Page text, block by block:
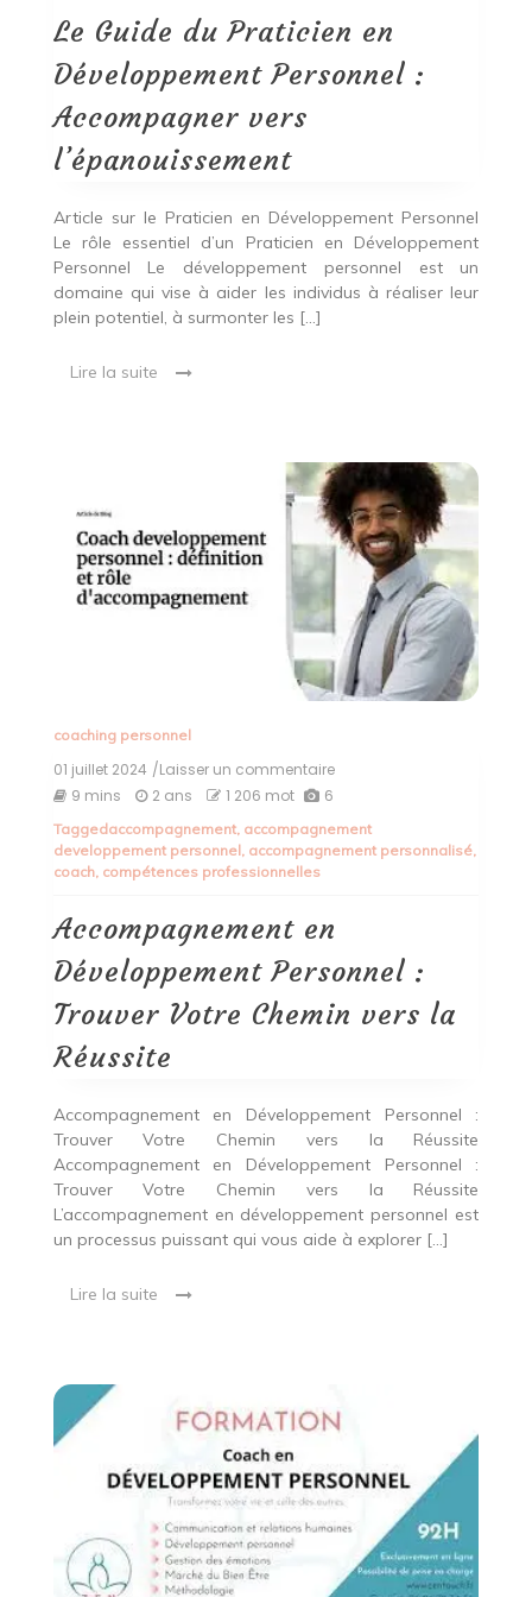
Personnel
:
Accompagner
vers
Le Guide du Praticien en
Développement Personnel :
Accompagner vers
l’épanouissement
Article sur le Praticien en Développement Personnel
Le rôle essentiel d’un Praticien en Développement
Personnel Le développement personnel est un
domaine qui vise à aider les individus à réaliser leur
plein potentiel, à surmonter les […]
Lire la suite
coaching personnel
01 juillet 2024 /Laisser un commentaireon
Développement
Personnel
la
Réussite
9 mins 2 ans 1 206 mot 6
Taggedaccompagnement, accompagnement
developpement personnel, accompagnement personnalisé,
coach, compétences professionnelles
Accompagnement en
Développement Personnel :
Trouver Votre Chemin vers la
Réussite
Accompagnement en Développement Personnel :
Trouver Votre Chemin vers la Réussite
Accompagnement en Développement Personnel :
Trouver Votre Chemin vers la Réussite
L’accompagnement en développement personnel est
un processus puissant qui vous aide à explorer […]
Lire la suite